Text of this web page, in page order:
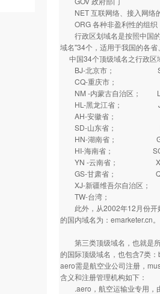
NET 互联网络、接入网络
ORG 各种非盈利性的组织
行政区划域名是按照中国的
域名"34个，适用于我国的各
中国34个顶级域名之行政区
BJ-北京市；
CQ-重庆市；
NM -内蒙古自治区
HL-黑龙江省；
AH-安徽省；
SD-山东省；
HN-湖南省； GD-
HI-海南省； SC-
YN -云南省； XZ-
GS-甘肃省； QH-
XJ-新疆维吾尔自治区；
TW-台湾；
此外，从2002年12月份开
的国内域名为：emarketer.cn。
第三类顶级域名，也就是所
的国际顶级域名，也包含7类
aero需是航空业公司注册，
含义和注册管理机构如下：
.aero，航空运输业专用，